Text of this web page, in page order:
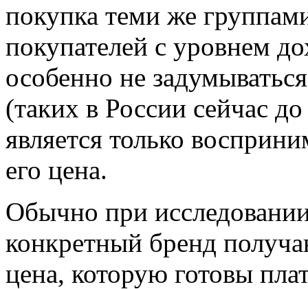
покупка теми же
покупателей с уровнем
особенно не
(таких в России сейчас
является только
его цена.
Обычно при
конкретный бренд
цена, которую готовы